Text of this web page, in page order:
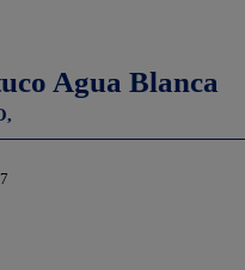
Agua Blanca